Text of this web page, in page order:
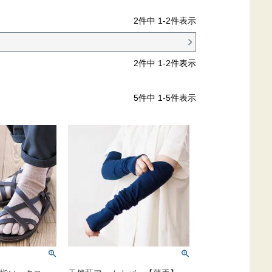
2件中 1-2件表示
2件中 1-2件表示
5件中 1-5件表示